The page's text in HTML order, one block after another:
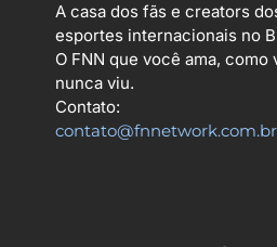
A casa dos fãs e creators
esportes internacionais no
O FNN que você ama, como
nunca viu.
Contato:
contato@fnnetwork.com.br